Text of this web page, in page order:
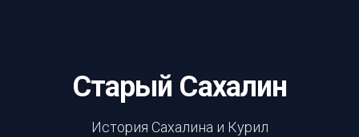
Старый Сахалин
История Сахалина и Курил